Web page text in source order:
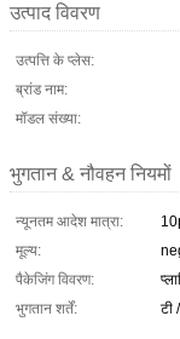
उत्पाद विवरण
उत्पत्ति के प्लेस:
ब्रांड नाम:
मॉडल संख्या:
भुगतान & नौवहन नियमों
न्यूनतम आदेश मात्रा:
मूल्य:
पैकेजिंग विवरण:
भुगतान शर्तें:
टी